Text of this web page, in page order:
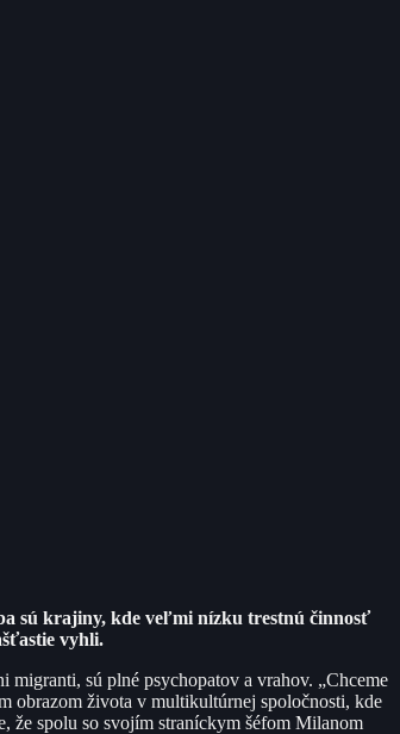
sú krajiny, kde veľmi nízku trestnú činnosť
vyhli.
sú plné psychopatov a vrahov. „Chceme
obrazom života v multikultúrnej spoločnosti, kde
že spolu so svojím straníckym šéfom Milanom